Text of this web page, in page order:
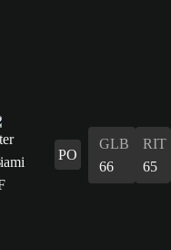
PO
GLB
66
RIT
65